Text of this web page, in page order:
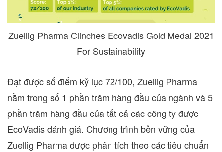
Zuellig Pharma Clinches Ecovadis Gold Medal 2021
For Sustainability
Đạt được số điểm kỷ lục 72/100, Zuellig Pharma
nằm trong số 1 phần trăm hàng đầu của ngành và 5
phần trăm hàng đầu của tất cả các công ty được
EcoVadis đánh giá. Chương trình bền vững của
Zuellig Pharma được phân tích theo các tiêu chuẩn